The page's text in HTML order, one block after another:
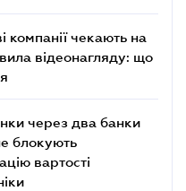
компанії чекають на
відеонагляду: що
через два банки
блокують
вартості